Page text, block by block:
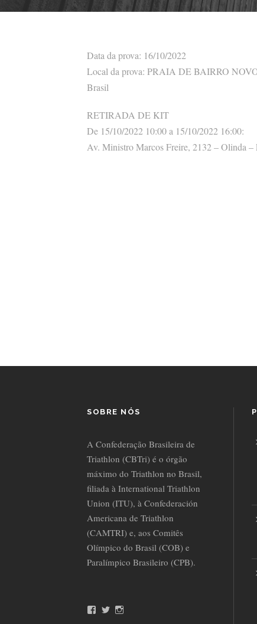
Data da prova: 16/10/2022
Local da prova: PRAIA DE BAIRRO
Brasil
RETIRADA DE KIT
De 15/10/2022 10:00 a 15/10/2022 16:00:
Av. Ministro Marcos Freire, 2132 – Olinda
SOBRE NÓS
A Confederação Brasileira de
Triathlon (CBTri) é o órgão
máximo do Triathlon no Brasil,
filiada à International Triathlon
Union (ITU), à Confederación
Americana de Triathlon
(CAMTRI) e, aos Comitês
Olímpico do Brasil (COB) e
Paralímpico Brasileiro (CPB).
T